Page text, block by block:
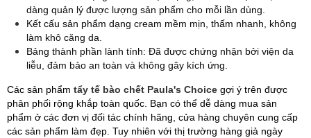
dàng quản lý được lượng sản phẩm cho mỗi lần dùng.
Kết cấu sản phẩm dạng cream mềm mịn, thấm nhanh, không
làm khô căng da.
Bảng thành phần lành tính: Đã được chứng nhận bởi viện da
liễu, đảm bảo an toàn và không gây kích ứng.
Các sản phẩm tẩy tế bào chết Paula's Choice gợi ý trên được
phân phối rộng khắp toàn quốc. Bạn có thể dễ dàng mua sản
phẩm ở các đơn vị đối tác chính hãng, cửa hàng chuyên cung cấp
các sản phẩm làm đẹp. Tuy nhiên với thị trường hàng giả ngày